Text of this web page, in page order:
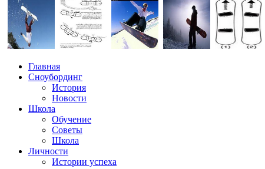
Главная
Сноубординг
История
Новости
Школа
Обучение
Советы
Школа
Личности
Истории успеха